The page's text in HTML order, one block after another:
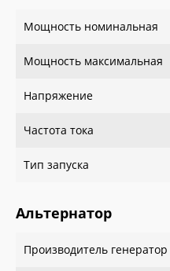
Мощность номинальная
Мощность максимальная
Напряжение
Частота тока
Тип запуска
Альтернатор
Производитель генератор